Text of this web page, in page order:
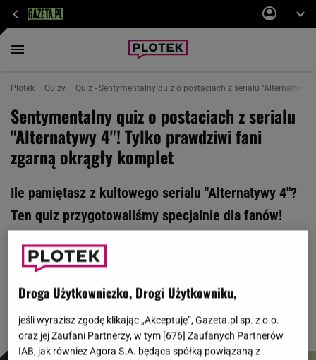
Plotek Quizy Quiz - Sentymentalny quiz o postaciach z serialu "Alternatywy
Sentymentalny quiz o postaciach z serialu
"Alternatywy 4"! Tylko prawdziwi fani
zgarną okrągły komplet
Ile pamiętasz z kultowego serialu "Alternatywy 4"?
Ten quiz przygotowaliśmy specjalnie dla fanów!
świetną pamięcią do szczegółów. Podejmij
wyzwanie i odpowiedz na 11 podchwytliwych pytań!
Droga Użytkowniczko, Drogi Użytkowniku,
jeśli wyrazisz zgodę klikając „Akceptuję”, Gazeta.pl sp. z o.o.
oraz jej Zaufani Partnerzy, w tym [676] Zaufanych Partnerów
IAB, jak również Agora S.A. będąca spółką powiązaną z